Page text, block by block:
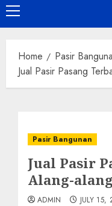
Primary
Menu
Home
Pasir
Jual Pasir Pasang
Pasir Bangunan
Jual Pasir
Alang-
ADMIN JULY 15,